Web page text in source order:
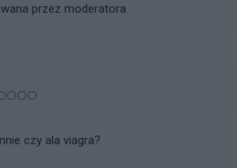
przez moderatora
czy ala viagra?